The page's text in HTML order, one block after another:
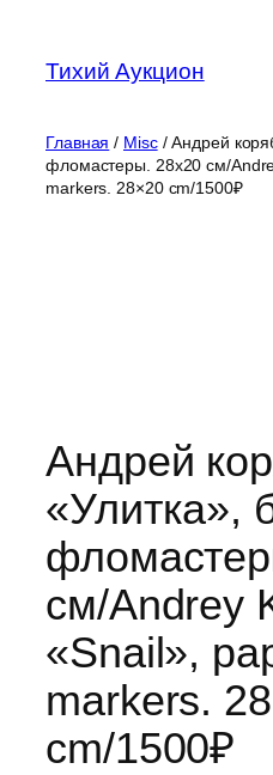
содержимому
Тихий Аукцион
Главная / Misc/ Андрей
фломастеры. 28х20 см/
markers. 28×20 cm/1500₽
Андрей
«Улитка»,
см/Andrey
«Snail»,
markers.
cm/1500₽